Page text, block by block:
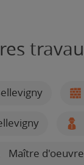
Maître